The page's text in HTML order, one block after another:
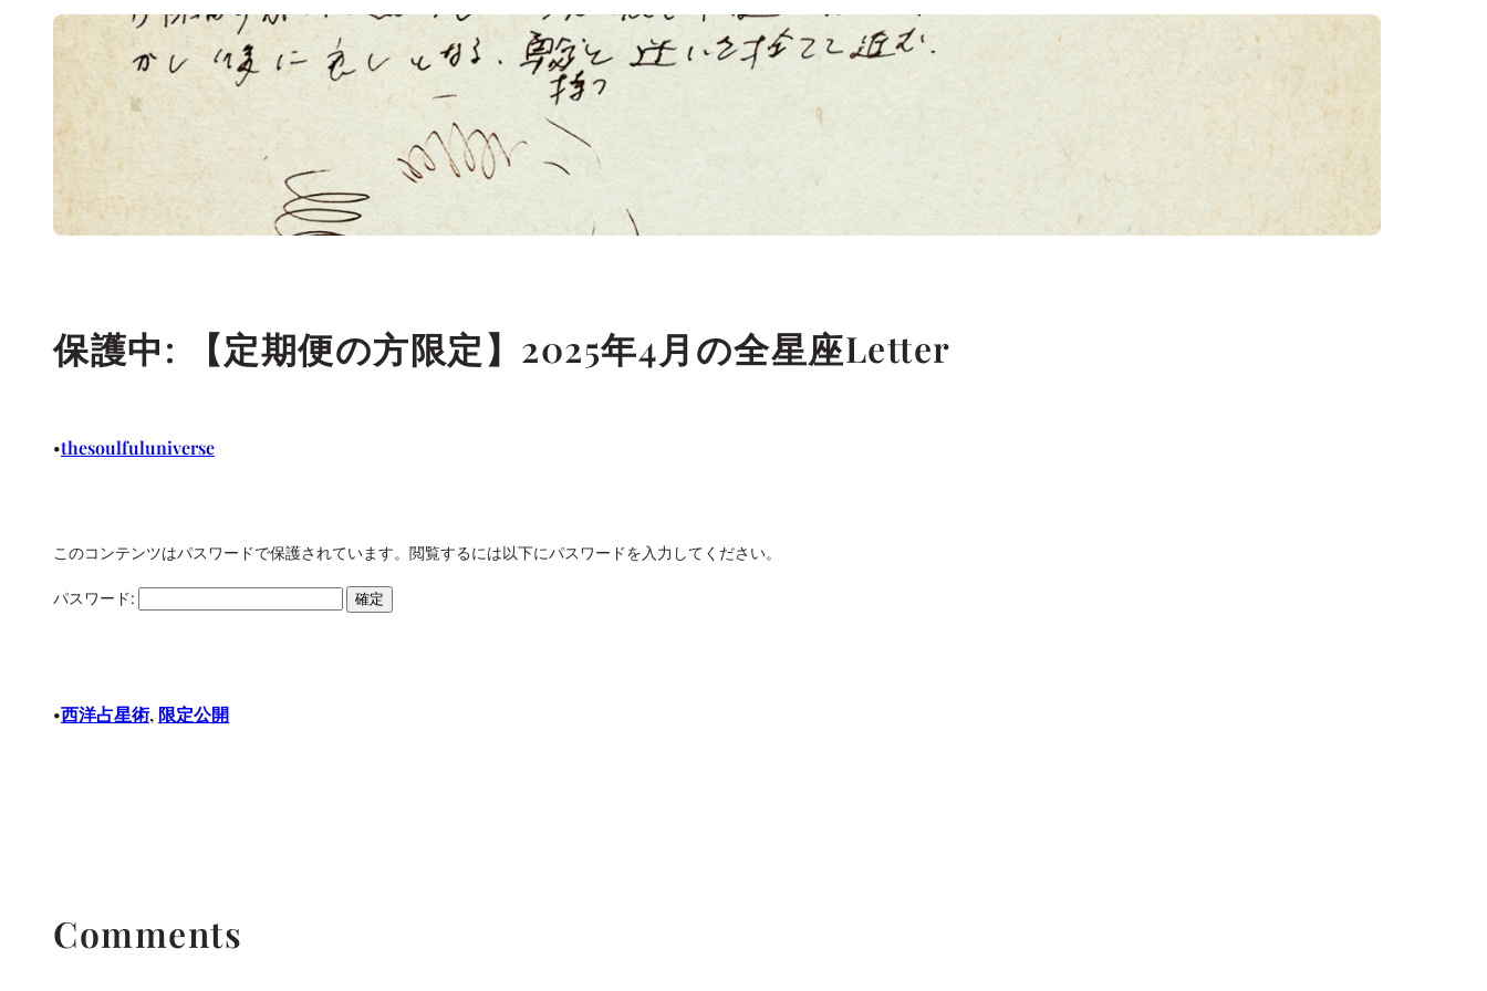
保護中: 【定期便の方限定】2025年4月の全星座Letter
•thesoulfuluniverse
このコンテンツはパスワードで保護されています。閲覧するには以下にパスワードを入力してください。
パスワード:
•西洋占星術, 限定公開
Comments